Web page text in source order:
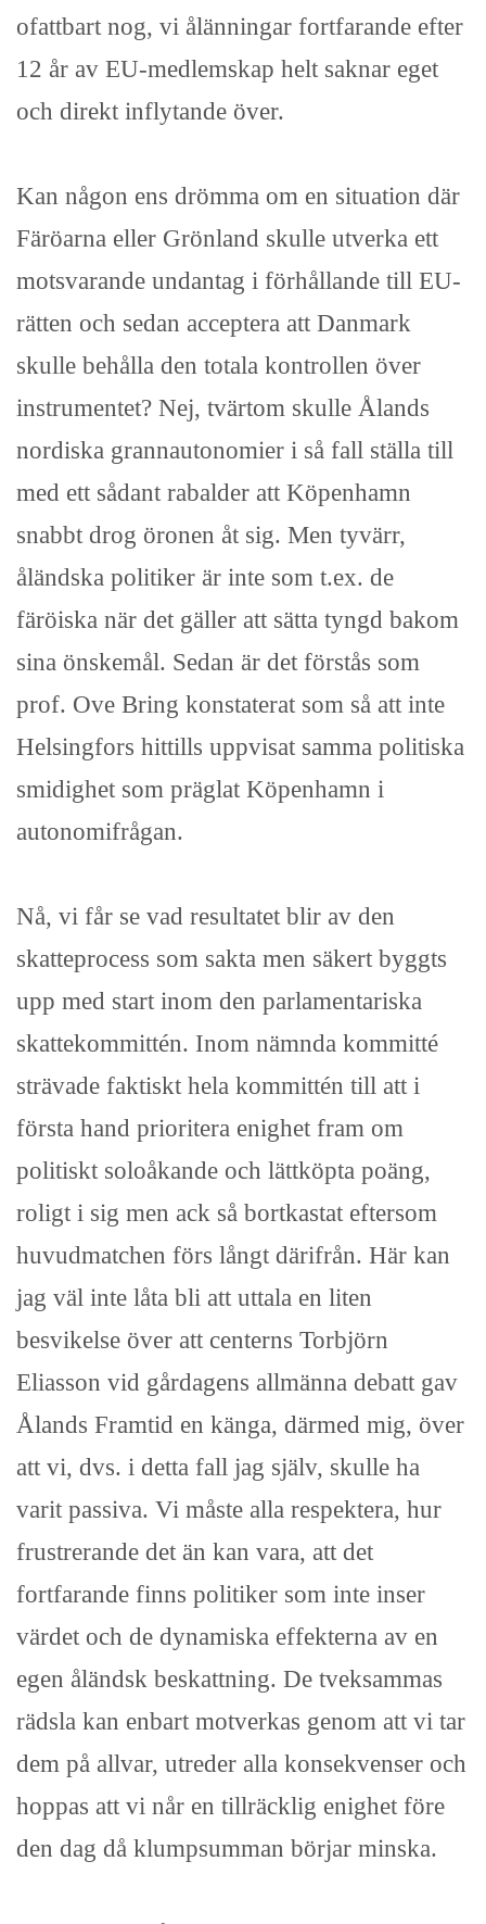
ofattbart nog, vi ålänningar fortfarande efter
12 år av EU-medlemskap helt saknar eget
och direkt inflytande över.
Kan någon ens drömma om en situation där
Färöarna eller Grönland skulle utverka ett
motsvarande undantag i förhållande till EU-
rätten och sedan acceptera att Danmark
skulle behålla den totala kontrollen över
instrumentet? Nej, tvärtom skulle Ålands
nordiska grannautonomier i så fall ställa till
med ett sådant rabalder att Köpenhamn
snabbt drog öronen åt sig. Men tyvärr,
åländska politiker är inte som t.ex. de
färöiska när det gäller att sätta tyngd bakom
sina önskemål. Sedan är det förstås som
prof. Ove Bring konstaterat som så att inte
Helsingfors hittills uppvisat samma politiska
smidighet som präglat Köpenhamn i
autonomifrågan.
Nå, vi får se vad resultatet blir av den
skatteprocess som sakta men säkert byggts
upp med start inom den parlamentariska
skattekommittén. Inom nämnda kommitté
strävade faktiskt hela kommittén till att i
första hand prioritera enighet fram om
politiskt soloåkande och lättköpta poäng,
roligt i sig men ack så bortkastat eftersom
huvudmatchen förs långt därifrån. Här kan
jag väl inte låta bli att uttala en liten
besvikelse över att centerns Torbjörn
Eliasson vid gårdagens allmänna debatt gav
Ålands Framtid en känga, därmed mig, över
att vi, dvs. i detta fall jag själv, skulle ha
varit passiva. Vi måste alla respektera, hur
frustrerande det än kan vara, att det
fortfarande finns politiker som inte inser
värdet och de dynamiska effekterna av en
egen åländsk beskattning. De tveksammas
rädsla kan enbart motverkas genom att vi tar
dem på allvar, utreder alla konsekvenser och
hoppas att vi når en tillräcklig enighet före
den dag då klumpsumman börjar minska.